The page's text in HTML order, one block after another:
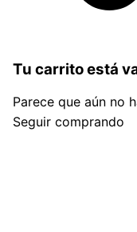
Tu carrito está
Parece que aún no
Seguir comprando